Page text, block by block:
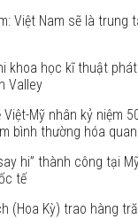
Việt Nam sẽ là trung
khoa học kĩ thuật
Valley
Mỹ nhân kỷ niệm
bình thường hóa
hi” thành công tại
tế
(Hoa Kỳ) trao hàng